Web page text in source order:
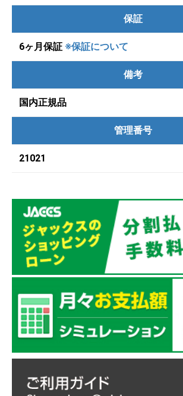
保証
6ヶ月保証 ※保証について
備考
国内正規品
管理番号
21021